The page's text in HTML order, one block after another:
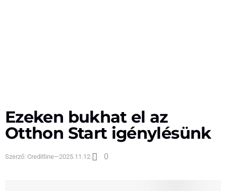
Ezeken bukhat el az
Otthon Start igénylésünk
Szerző: Creditline—2025.11.12. 0